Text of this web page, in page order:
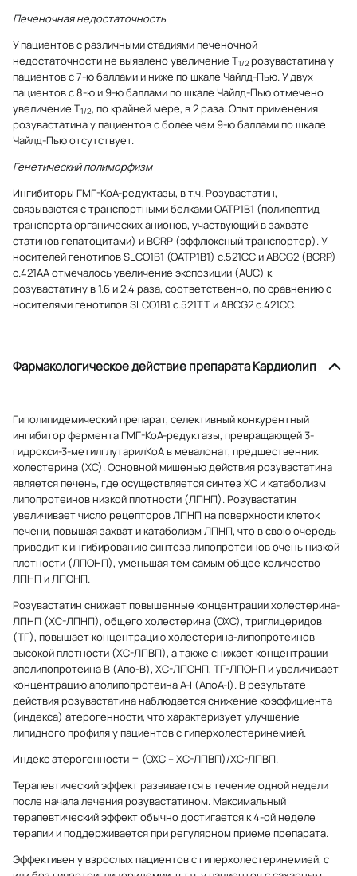
Печеночная недостаточность
У пациентов с различными стадиями печеночной
недостаточности не выявлено увеличение Т1/2 розувастатина у
пациентов с 7-ю баллами и ниже по шкале Чайлд-Пью. У двух
пациентов с 8-ю и 9-ю баллами по шкале Чайлд-Пью отмечено
увеличение Т1/2, по крайней мере, в 2 раза. Опыт применения
розувастатина у пациентов с более чем 9-ю баллами по шкале
Чайлд-Пью отсутствует.
Генетический полиморфизм
Ингибиторы ГМГ-КоА-редуктазы, в т.ч. Розувастатин,
связываются с транспортными белками ОАТР1В1 (полипептид
транспорта органических анионов, участвующий в захвате
статинов гепатоцитами) и BCRP (эффлюксный транспортер). У
носителей генотипов SLCO1B1 (OATP1B1) c.521CC и ABCG2 (BCRP)
c.421AA отмечалось увеличение экспозиции (AUC) к
розувастатину в 1.6 и 2.4 раза, соответственно, по сравнению с
носителями генотипов SLCO1B1 c.521TT и ABCG2 c.421CC.
Фармакологическое действие препарата Кардиолип
Гиполипидемический препарат, селективный конкурентный
ингибитор фермента ГМГ-КоА-редуктазы, превращающей 3-
гидрокси-3-метилглутарилКоА в мевалонат, предшественник
холестерина (ХС). Основной мишенью действия розувастатина
является печень, где осуществляется синтез ХС и катаболизм
липопротеинов низкой плотности (ЛПНП). Розувастатин
увеличивает число рецепторов ЛПНП на поверхности клеток
печени, повышая захват и катаболизм ЛПНП, что в свою очередь
приводит к ингибированию синтеза липопротеинов очень низкой
плотности (ЛПОНП), уменьшая тем самым общее количество
ЛПНП и ЛПОНП.
Розувастатин снижает повышенные концентрации холестерина-
ЛПНП (ХС-ЛПНП), общего холестерина (ОХС), триглицеридов
(ТГ), повышает концентрацию холестерина-липопротеинов
высокой плотности (ХС-ЛПВП), а также снижает концентрации
аполипопротеина В (Апо-B), ХС-ЛПОНП, ТГ-ЛПОНП и увеличивает
концентрацию аполипопротеина А-I (АпоА-I). В результате
действия розувастатина наблюдается снижение коэффициента
(индекса) атерогенности, что характеризует улучшение
липидного профиля у пациентов с гиперхолестеринемией.
Индекс атерогенности = (ОХС – ХС-ЛПВП)/ХС-ЛПВП.
Терапевтический эффект развивается в течение одной недели
после начала лечения розувастатином. Максимальный
терапевтический эффект обычно достигается к 4-ой неделе
терапии и поддерживается при регулярном приеме препарата.
Эффективен у взрослых пациентов с гиперхолестеринемией, с